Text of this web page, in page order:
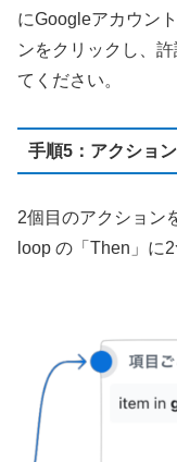
にGoogleアカウン
ンをクリックし、
てください。
手順5：アクショ
2個目のアクション
loop の「Then」に